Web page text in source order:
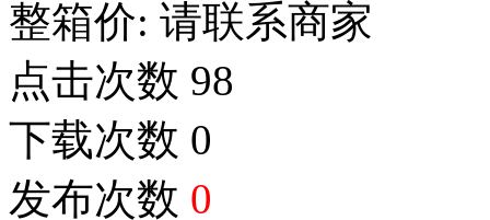
整箱价: 请联系商家
点击次数 98
下载次数 0
发布次数 0